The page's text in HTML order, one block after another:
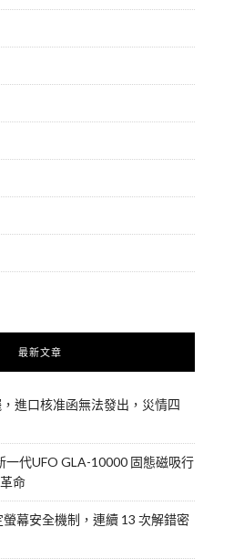
最新文章
進口核准函無法發出，災情四
一代UFO GLA-10000 固態磁吸行
命
幕安全機制，連續 13 次解錯密